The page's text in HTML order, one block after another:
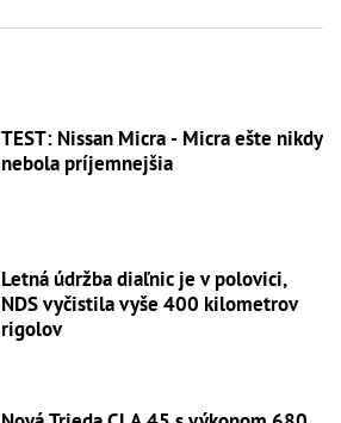
TEST: Nissan Micra - Micra ešte nikdy
nebola príjemnejšia
Letná údržba diaľnic je v polovici,
NDS vyčistila vyše 400 kilometrov
rigolov